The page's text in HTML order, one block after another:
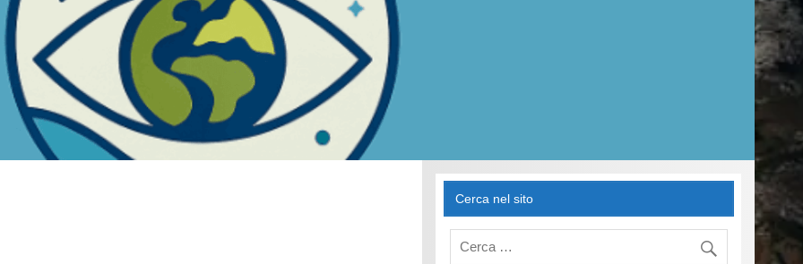
Cerca nel sito